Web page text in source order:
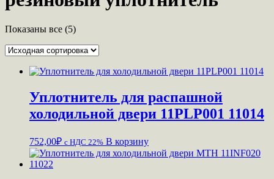
Показаны все (5)
Уплотнитель для распашной
холодильной двери 11PLP001 11014
752,00₽ c НДС 22% В корзину